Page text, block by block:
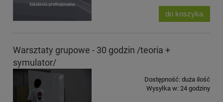
do koszyka
Warsztaty grupowe - 30 godzin /teoria +
symulator/
Dostępność: duża ilość
Wysyłka w: 24 godziny